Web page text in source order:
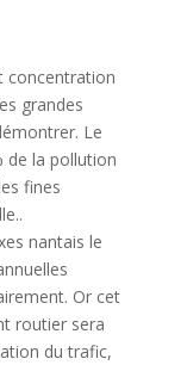
concentration
grandes
Le
de la pollution
fines
nantais le
Or cet
routier sera
du trafic,